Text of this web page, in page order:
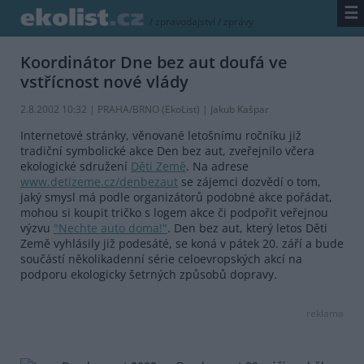
/ zpravodajství / zprávy ☰
Koordinátor Dne bez aut doufá ve
vstřícnost nové vlády
2.8.2002 10:32 | PRAHA/BRNO (EkoList) | Jakub Kašpar
Internetové stránky, věnované letošnímu ročníku již
tradiční symbolické akce Den bez aut, zveřejnilo včera
ekologické sdružení Děti Země. Na adrese
www.detizeme.cz/denbezaut se zájemci dozvědí o tom,
jaký smysl má podle organizátorů podobné akce pořádat,
mohou si koupit tričko s logem akce či podpořit veřejnou
výzvu "Nechte auto doma!". Den bez aut, který letos Děti
Země vyhlásily již podesáté, se koná v pátek 20. září a bude
součástí několikadenní série celoevropských akcí na
podporu ekologicky šetrných způsobů dopravy.
reklama